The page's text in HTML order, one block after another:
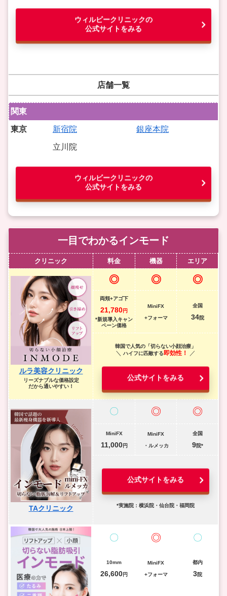
ウィルビークリニックの
公式サイトをみる
店舗一覧
関東
東京 新宿院 銀座本院
立川院
ウィルビークリニックの
公式サイトをみる
一目でわかるインモード
クリニック 料金 機器 エリア
ルラ美容クリニック
リーズナブルな価格設定
だから通いやすい！
◎ ◎ ◎
両頬+アゴ下
21,780円
*新規導入キャン
ペーン価格
MiniFX
+フォーマ
全国
34院
韓国で人気の「切らない小顔治療」
＼ ハイフに匹敵する即効性！ ／
公式サイトをみる
TAクリニック
〇 ◎ ◎
MiniFX
11,000円
MiniFX
・ルメッカ
全国
9院*
公式サイトをみる
*実施院：横浜院・仙台院・福岡院
〇 ◎ 〇
10mm
26,600円
MiniFX
+フォーマ
都内
3院